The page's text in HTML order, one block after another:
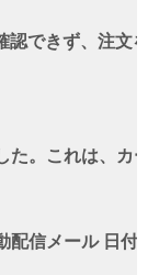
認できず、注文
た。これは、カ
配信メール 日付)